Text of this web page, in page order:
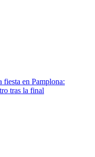
fiesta en Pamplona:
tras la final